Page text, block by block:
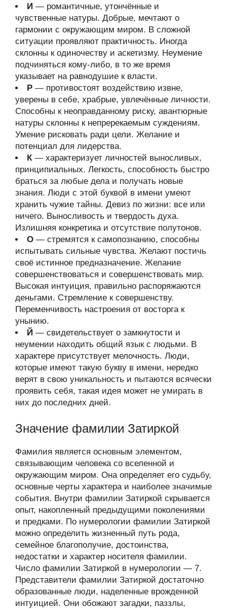
И — романтичные, утончённые и
чувственные натуры. Добрые, мечтают о
гармонии с окружающим миром. В сложной
ситуации проявляют практичность. Иногда
склонны к одиночеству и аскетизму. Неумение
подчиняться кому-либо, в то же время
указывает на равнодушие к власти.
Р — противостоят воздействию извне,
уверены в себе, храбрые, увлечённые личности.
Способны к неоправданному риску, авантюрные
натуры склонны к непререкаемым суждениям.
Умение рисковать ради цели. Желание и
потенциал для лидерства.
К— характеризует личностей выносливых,
принципиальных. Легкость, способность быстро
браться за любые дела и получать новые
знания. Люди с этой буквой в имени умеют
хранить чужие тайны. Девиз по жизни: все или
ничего. Выносливость и твердость духа.
Излишняя конкретика и отсутствие полутонов.
О — стремятся к самопознанию, способны
испытывать сильные чувства. Желают постичь
своё истинное предназначение. Желание
совершенствоваться и совершенствовать мир.
Высокая интуиция, правильно распоряжаются
деньгами. Стремление к совершенству.
Переменчивость настроения от восторга к
унынию.
Й — свидетельствует о замкнутости и
неумении находить общий язык с людьми. В
характере присутствует мелочность. Люди,
которые имеют такую букву в имени, нередко
верят в свою уникальность и пытаются всячески
проявить себя, такая идея может не умирать в
них до последних дней.
Значение фамилии Затиркой
Фамилия является основным элементом,
связывающим человека со вселенной и
окружающим миром. Она определяет его судьбу,
основные черты характера и наиболее значимые
события. Внутри фамилии Затиркой скрывается
опыт, накопленный предыдущими поколениями
и предками. По нумерологии фамилии Затиркой
можно определить жизненный путь рода,
семейное благополучие, достоинства,
недостатки и характер носителя фамилии.
Число фамилии Затиркой в нумерологии — 7.
Представители фамилии Затиркой достаточно
образованные люди, наделенные врожденной
интуицией. Они обожают загадки, паззлы,